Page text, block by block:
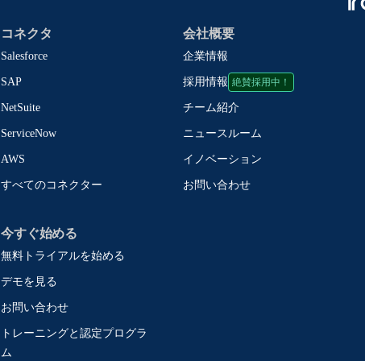
コネクタ
Salesforce
SAP
NetSuite
ServiceNow
AWS
すべてのコネクター
会社概要
企業情報
採用情報 絶賛採用中！
チーム紹介
ニュースルーム
イノベーション
お問い合わせ
今すぐ始める
無料トライアルを始める
デモを見る
お問い合わせ
トレーニングと認定プログラ
ム